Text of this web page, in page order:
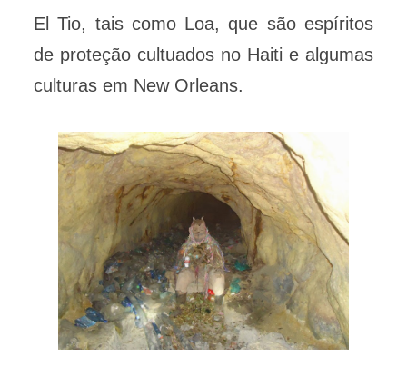
El Tio, tais como Loa, que são espíritos
de proteção cultuados no Haiti e algumas
culturas em New Orleans.